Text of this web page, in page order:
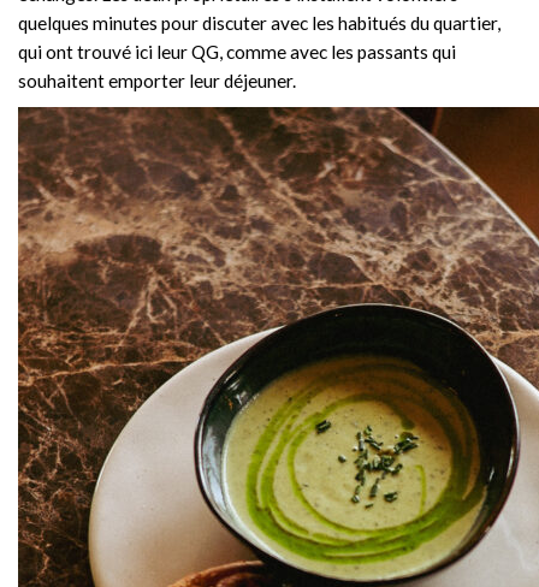
quelques minutes pour discuter avec les habitués du quartier,
qui ont trouvé ici leur QG, comme avec les passants qui
souhaitent emporter leur déjeuner.